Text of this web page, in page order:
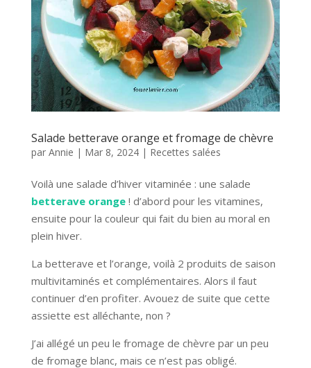
Salade betterave orange et fromage de chèvre
par Annie | Mar 8, 2024| Recettes salées
Voilà une salade d’hiver vitaminée : une salade
betterave orange! d’abord pour les vitamines,
ensuite pour la couleur qui fait du bien au moral en
plein hiver.
La betterave et l’orange, voilà 2 produits de saison
multivitaminés et complémentaires. Alors il faut
continuer d’en profiter. Avouez de suite que cette
assiette est alléchante, non ?
J’ai allégé un peu le fromage de chèvre par un peu
de fromage blanc, mais ce n’est pas obligé.